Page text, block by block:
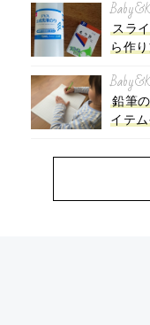
スラ
ら作
鉛筆
イテ